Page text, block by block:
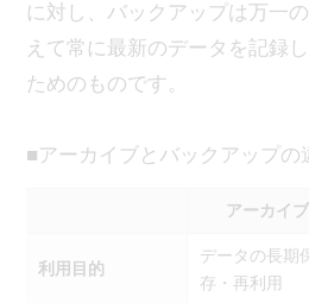
に対し、バックアップは万一
えて常に最新のデータを記録
ためのものです。
■アーカイブとバックアップの
アーカイブ
利用目的
データの長期
存・再利用